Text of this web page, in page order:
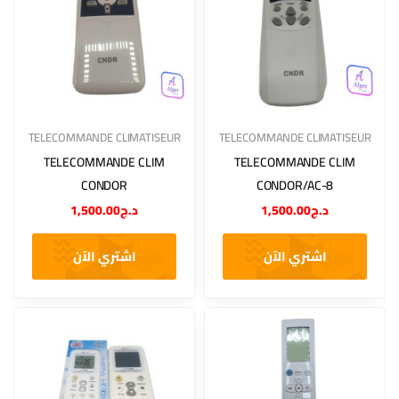
TELECOMMANDE CLIMATISEUR
TELECOMMANDE CLIM
CONDOR
د.ج1,500.00
اشتري الآن
TELECOMMANDE CLIMATISEUR
TELECOMMANDE CLIM
CONDOR/AC-8
د.ج1,500.00
اشتري الآن